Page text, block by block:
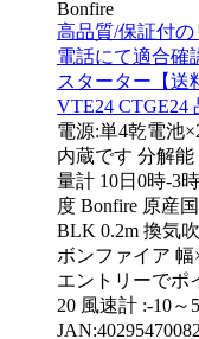
Bonfire
高品質/保証付
電話にて適合確
スターター【送
VTE24 CTGE24
電源:単4乾電池
内蔵です 分解
量計 10日0時-3
度 Bonfire 原産
BLK 0.2m 換気
ボンファイア 幅
エントリーでポ
20 風速計 :-10～